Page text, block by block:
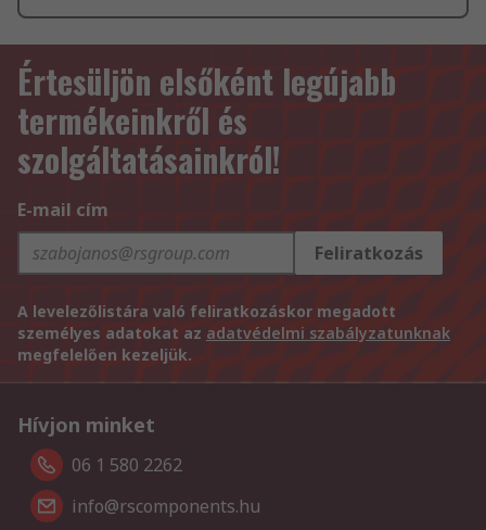
Értesüljön elsőként legújabb
termékeinkről és
szolgáltatásainkról!
E-mail cím
Feliratkozás
A levelezőlistára való feliratkozáskor megadott
személyes adatokat az adatvédelmi szabályzatunknak
megfelelően kezeljük.
Hívjon minket
06 1 580 2262
info@rscomponents.hu